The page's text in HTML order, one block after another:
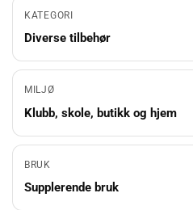
KATEGORI
Diverse tilbehør
MILJØ
Klubb, skole, butikk og hjem
BRUK
Supplerende bruk